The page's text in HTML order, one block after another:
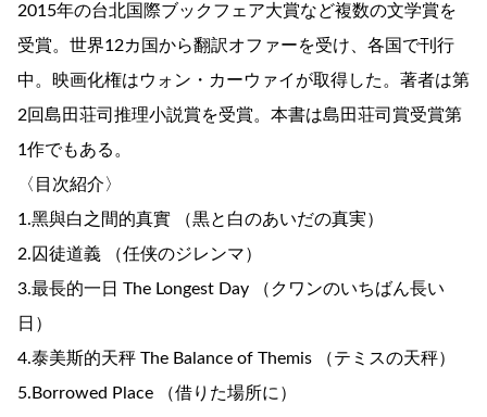
2015年の台北国際ブックフェア大賞など複数の文学賞を
受賞。世界12カ国から翻訳オファーを受け、各国で刊行
中。映画化権はウォン・カーウァイが取得した。著者は第
2回島田荘司推理小説賞を受賞。本書は島田荘司賞受賞第
1作でもある。
〈目次紹介〉
1.黑與白之間的真實 （黒と白のあいだの真実）
2.囚徒道義 （任侠のジレンマ）
3.最長的一日 The Longest Day （クワンのいちばん長い
日）
4.泰美斯的天秤 The Balance of Themis （テミスの天秤）
5.Borrowed Place （借りた場所に）